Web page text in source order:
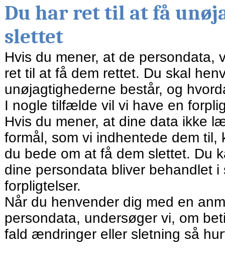
Du har ret til at få
slettet
Hvis du mener, at de persondata,
ret til at få dem rettet. Du skal
unøjagtighederne består, og
I nogle tilfælde vil vi have en
Hvis du mener, at dine data ikke
formål, som vi indhentede dem til,
du bede om at få dem slettet. Du
dine persondata bliver behandlet
forpligtelser.
Når du henvender dig med en
persondata, undersøger vi, om
fald ændringer eller sletning så